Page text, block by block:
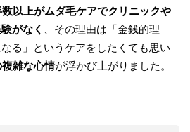
数以上がムダ毛ケアでクリニックや
がなく
、その理由は「金銭的理
る」というケアをしたくても思い
雑な心情が浮かび上がりました。